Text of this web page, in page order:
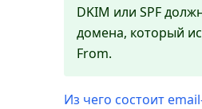
DKIM или SPF
домена, который
From.
Из чего состоит